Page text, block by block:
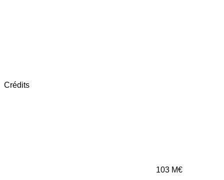
Crédits
103 M€